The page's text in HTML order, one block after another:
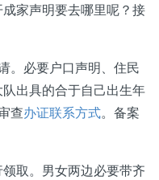
家声明要去哪里呢？接
必要户口声明、住民
出具的合于自己出生年
查办证联系方式。备案
取。男女两边必要带齐